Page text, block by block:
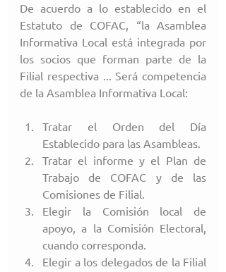
De acuerdo a lo establecido en el
Estatuto de COFAC, “la Asamblea
Informativa Local está integrada por
los socios que forman parte de la
Filial respectiva ... Será competencia
de la Asamblea Informativa Local:
Tratar el Orden del Día
Establecido para las Asambleas.
Tratar el informe y el Plan de
Trabajo de COFAC y de las
Comisiones de Filial.
Elegir la Comisión local de
apoyo, a la Comisión Electoral,
cuando corresponda.
Elegir a los delegados de la Filial